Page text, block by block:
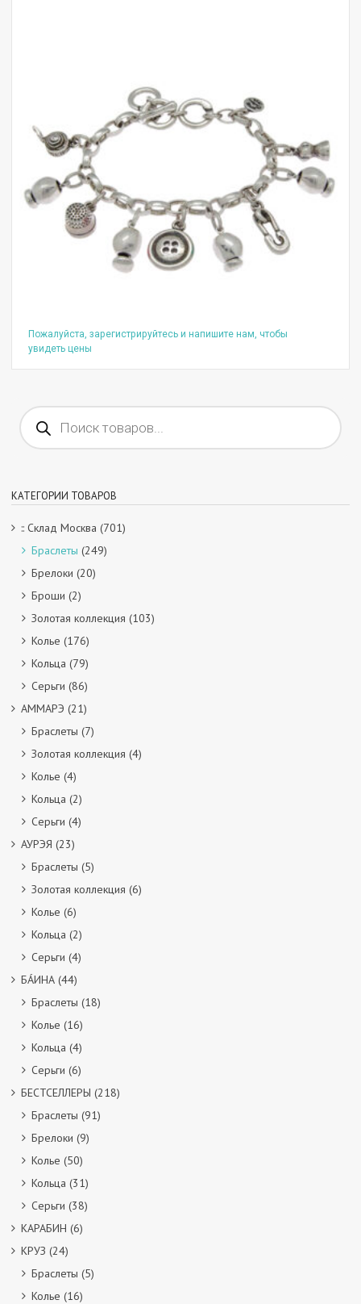
Пожалуйста, зарегистрируйтесь и напишите нам, чтобы
увидеть цены
Поиск
товаров
КАТЕГОРИИ ТОВАРОВ
:: Склад Москва (701)
Браслеты (249)
Брелоки (20)
Броши (2)
Золотая коллекция (103)
Колье (176)
Кольца (79)
Серьги (86)
АММАРЭ (21)
Браслеты (7)
Золотая коллекция (4)
Колье (4)
Кольца (2)
Серьги (4)
АУРЭЯ (23)
Браслеты (5)
Золотая коллекция (6)
Колье (6)
Кольца (2)
Серьги (4)
БÁИНА (44)
Браслеты (18)
Колье (16)
Кольца (4)
Серьги (6)
БЕСТСЕЛЛЕРЫ (218)
Браслеты (91)
Брелоки (9)
Колье (50)
Кольца (31)
Серьги (38)
КАРАБИН (6)
КРУЗ (24)
Браслеты (5)
Колье (16)